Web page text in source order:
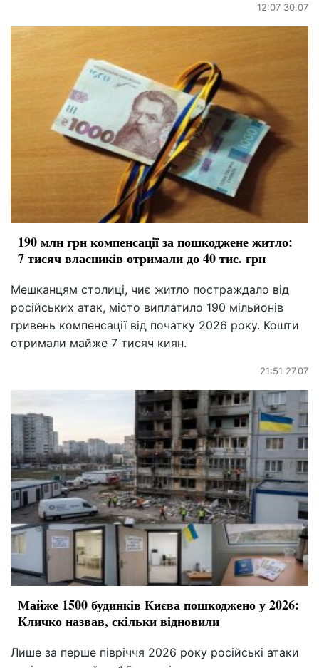
12:07 30.07
190 млн грн компенсації за пошкоджене житло:
7 тисяч власників отримали до 40 тис. грн
Мешканцям столиці, чиє житло постраждало від
російських атак, місто виплатило 190 мільйонів
гривень компенсації від початку 2026 року. Кошти
отримали майже 7 тисяч киян.
21:51 27.07
Майже 1500 будинків Києва пошкоджено у 2026:
Кличко назвав, скільки відновили
Лише за перше півріччя 2026 року російські атаки